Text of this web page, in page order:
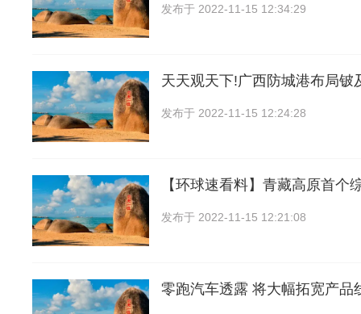
发布于 2022-11-15 12:34:29
天天观天下!广西防城港布局铍
发布于 2022-11-15 12:24:28
【环球速看料】青藏高原首个
发布于 2022-11-15 12:21:08
零跑汽车透露 将大幅拓宽产品